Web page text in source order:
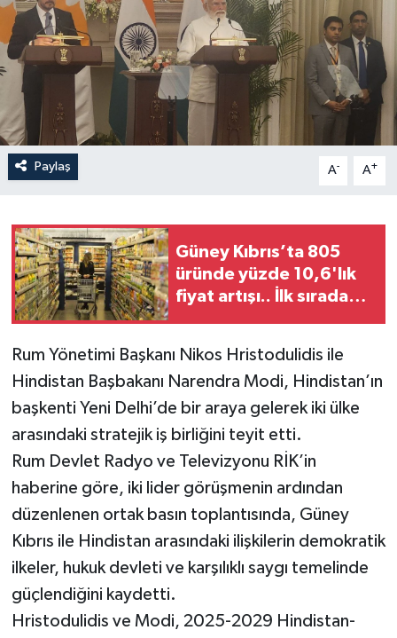
Paylaş A- A+
Güney Kıbrıs’ta 805
üründe yüzde 10,6'lık
fiyat artışı.. İlk sırada
Rum Yönetimi Başkanı Nikos Hristodulidis ile
Hindistan Başbakanı Narendra Modi, Hindistan’ın
başkenti Yeni Delhi’de bir araya gelerek iki ülke
arasındaki stratejik iş birliğini teyit etti.
Rum Devlet Radyo ve Televizyonu RİK’in
haberine göre, iki lider görüşmenin ardından
düzenlenen ortak basın toplantısında, Güney
Kıbrıs ile Hindistan arasındaki ilişkilerin demokratik
ilkeler, hukuk devleti ve karşılıklı saygı temelinde
güçlendiğini kaydetti.
Hristodulidis ve Modi, 2025-2029 Hindistan-